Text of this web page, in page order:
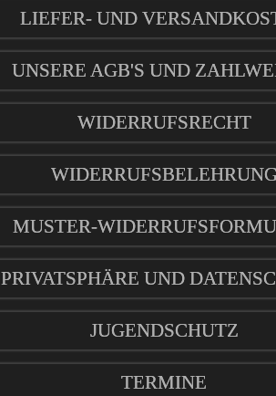
LIEFER- UND
UNSERE AGB'S UND
WIDERRUFSRECHT
MUSTER-
PRIVATSPHÄRE UND
JUGENDSCHUTZ
TERMINE